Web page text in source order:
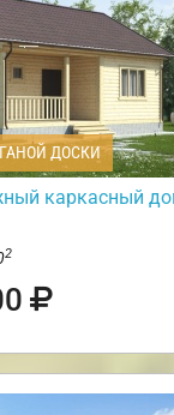
ДОСКИ
каркасный
2